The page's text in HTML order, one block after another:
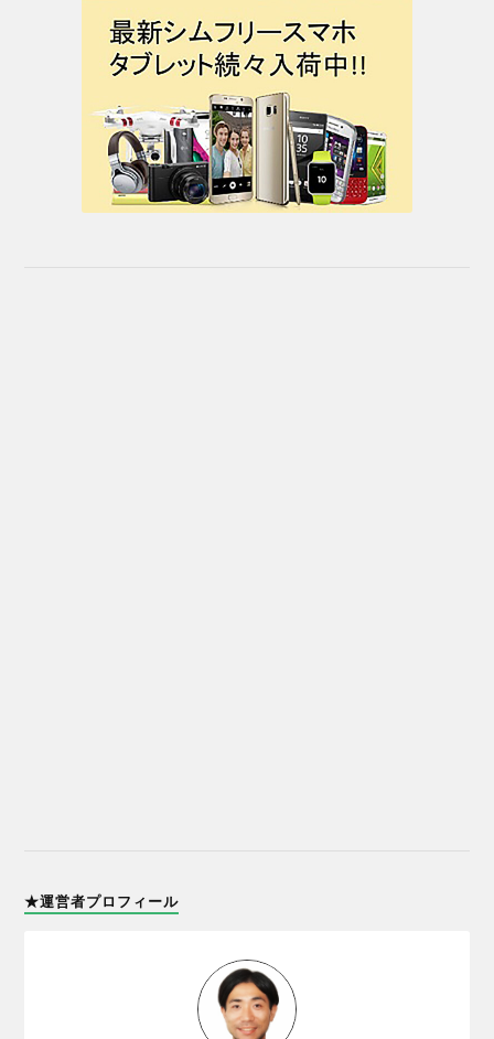
★運営者プロフィール